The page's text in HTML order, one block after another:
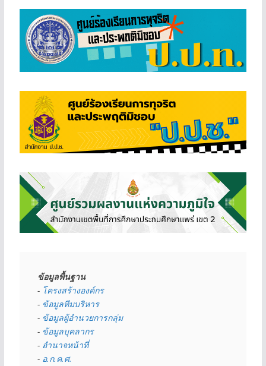
ข้อมูลพื้นฐาน
- โครงสร้างองค์กร
- ข้อมูลทีมบริหาร
- ข้อมูลผู้อำนวยการกลุ่ม
- ข้อมูลบุคลากร
- อำนาจหน้าที่
- อ.ก.ค.ศ.